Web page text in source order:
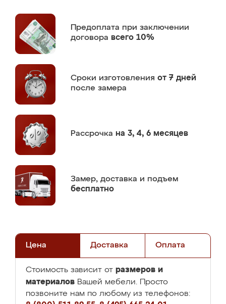
Предоплата при заключении
договора всего 10%
Сроки изготовления от 7 дней
после замера
Рассрочка на 3, 4, 6 месяцев
Замер, доставка и подъем
бесплатно
Цена Доставка Оплата
Стоимость зависит от размеров и
материалов Вашей мебели. Просто
позвоните нам по любому из телефонов: